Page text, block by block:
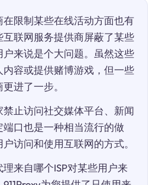
限制某些在线活动方面也有
联网服务提供商屏蔽了某些
户来说是个大问题。虽然这些
内容或提供赌博游戏，但一些
进了一步。
止访问社交媒体平台、新闻
口也是一种相当流行的做
访问和使用互联网的方式。
来自哪个ISP对某些用户来